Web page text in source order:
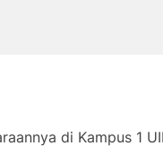
di Kampus 1